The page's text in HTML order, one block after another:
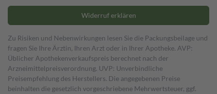
Widerruf erklären
Zu Risiken und Nebenwirkungen lesen Sie die Packungsbeilage und
fragen Sie Ihre Ärztin, Ihren Arzt oder in Ihrer Apotheke. AVP:
Üblicher Apothekenverkaufspreis berechnet nach der
Arzneimittelpreisverordnung. UVP: Unverbindliche
Preisempfehlung des Herstellers. Die angegebenen Preise
beinhalten die gesetzlich vorgeschriebene Mehrwertsteuer, ggf.